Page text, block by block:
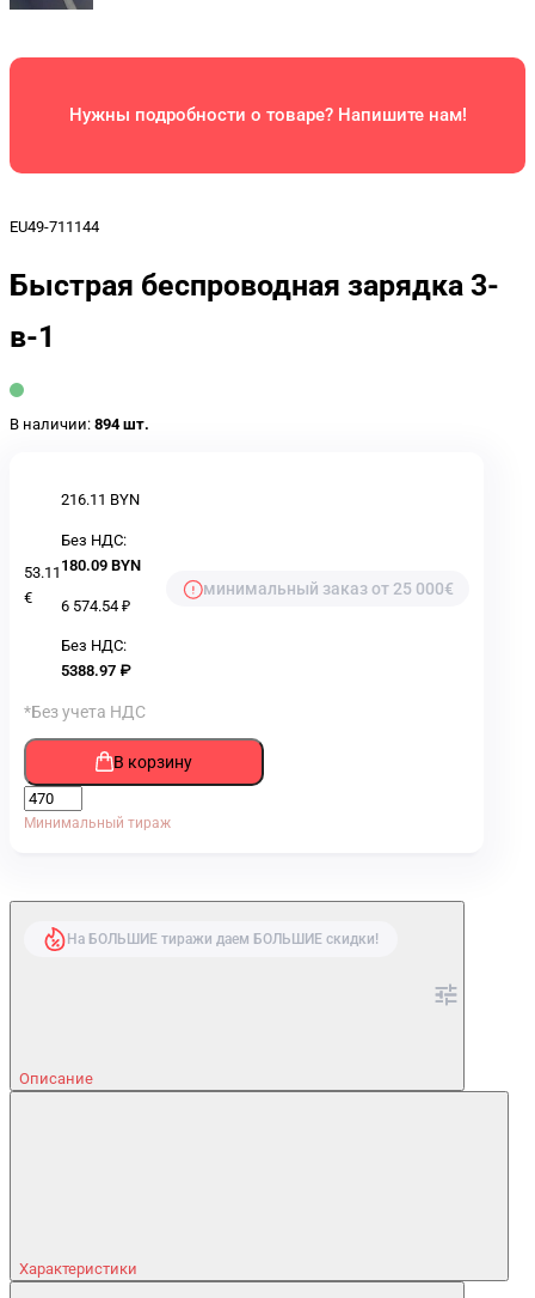
Нужны подробности о товаре? Напишите нам!
EU49-711144
Быстрая беспроводная зарядка 3-
в-1
В наличии: 894 шт.
53.11
€
216.11 BYN
Без НДС:
180.09 BYN
6 574.54 ₽
Без НДС:
5388.97 ₽
минимальный заказ от 25 000€
*Без учета НДС
В корзину
Минимальный тираж
На БОЛЬШИЕ тиражи даем БОЛЬШИЕ скидки!
Описание
Характеристики